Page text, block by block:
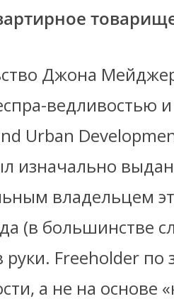
Джона
ведливостью
Urban
изначально
владельцем
(в большинстве
руки. Freeholder по
а не на основе